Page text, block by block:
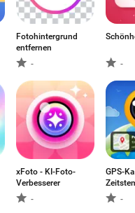
Fotohintergrund
entfernen
-
-
xFoto - KI-Foto-
Verbesserer
-
GPS-
-